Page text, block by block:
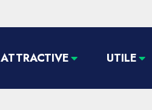
ATTRACTIVE UTILE